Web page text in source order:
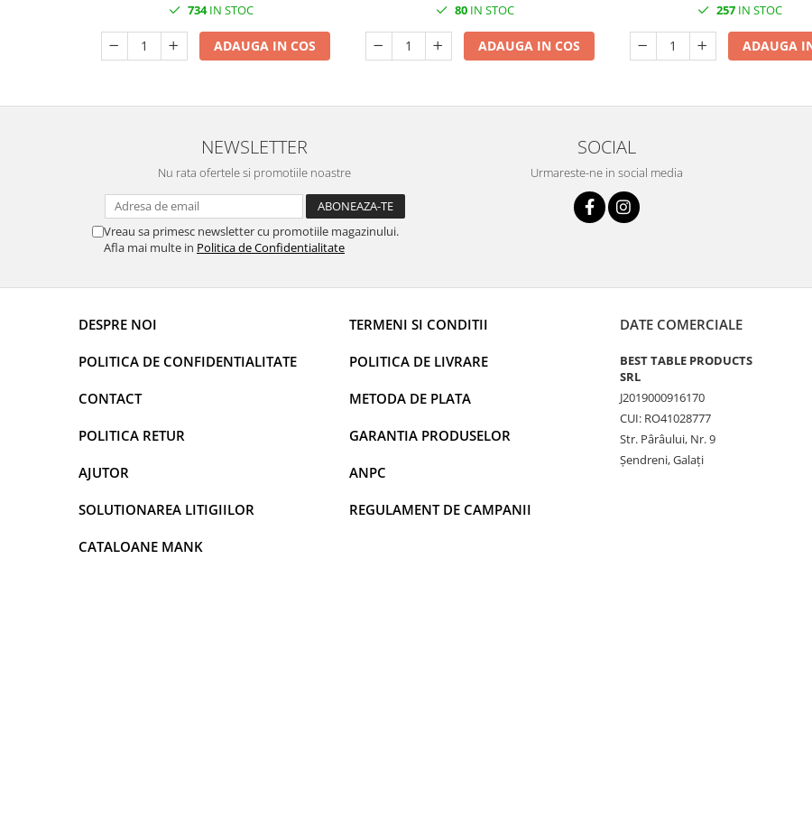
DECOR 1 & 8 MARTIE
DECOR TOAMNA
DECOR MOS NICOLAE
DECOR BABY SHOWER
MINI BAX 1+1 GRATUIT
734IN STOC
ADAUGA IN COS
80 IN STOC
ADAUGA IN COS
257IN STOC
ADAUGA
NEWSLETTER
Nu rata ofertele si promotiile noastre
Vreau sa primesc newsletter cu promotiile magazinului.
Afla mai multe in Politica de Confidentialitate
SOCIAL
Urmareste-ne in social media
DESPRE NOI
POLITICA DE CONFIDENTIALITATE
CONTACT
POLITICA RETUR
AJUTOR
SOLUTIONAREA LITIGIILOR
CATALOANE MANK
TERMENI SI CONDITII
POLITICA DE LIVRARE
METODA DE PLATA
GARANTIA PRODUSELOR
ANPC
REGULAMENT DE CAMPANII
DATE COMERCIALE
BEST TABLE PRODUCTS
SRL
J2019000916170
CUI: RO41028777
Str. Pârâului, Nr. 9
Șendreni, Galați